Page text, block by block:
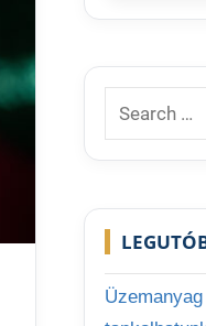
Search
for: